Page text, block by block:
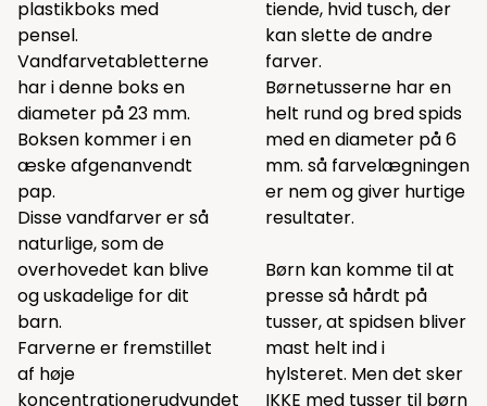
plastikboks med
pensel.
Vandfarvetabletterne
har i denne boks en
diameter på 23 mm.
Boksen kommer i en
æske afgenanvendt
pap.
Disse vandfarver er så
naturlige, som de
overhovedet kan blive
og uskadelige for dit
barn.
Farverne er fremstillet
af høje
koncentrationerudvundet
tiende, hvid tusch, der
kan slette de andre
farver.
Børnetusserne har en
helt rund og bred spids
med en diameter på 6
mm. så farvelægningen
er nem og giver hurtige
resultater.
Børn kan komme til at
presse så hårdt på
tusser, at spidsen bliver
mast helt ind i
hylsteret. Men det sker
IKKE med tusser til børn